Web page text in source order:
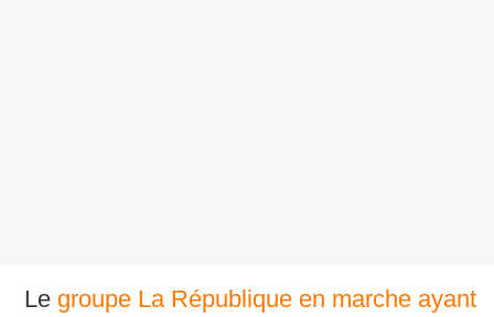
Le groupe La République en marche ayant